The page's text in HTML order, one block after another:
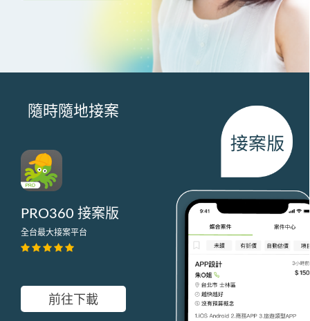
隨時隨地接案
PRO360 接案版
全台最大接案平台
前往下載